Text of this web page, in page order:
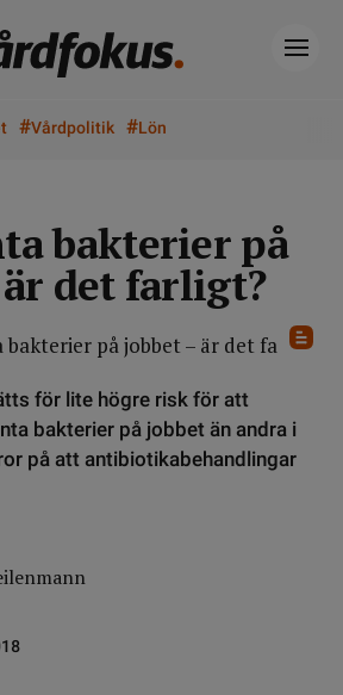
#Vårdpolitik #Lön
bakterier på
det farligt?
för lite högre risk för att
bakterier på jobbet än andra i
på att antibiotikabehandlingar